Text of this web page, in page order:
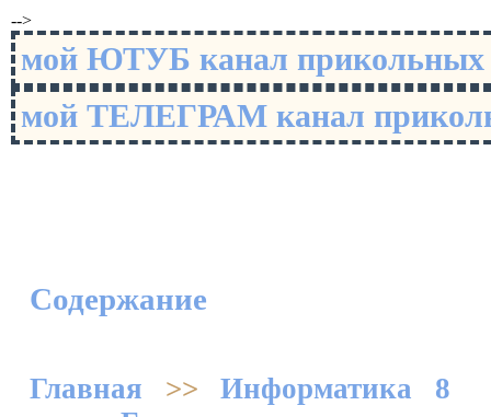
-->
мой ЮТУБ канал
мой ТЕЛЕГРАМ канал
Содержание
Главная >>Информатика 8